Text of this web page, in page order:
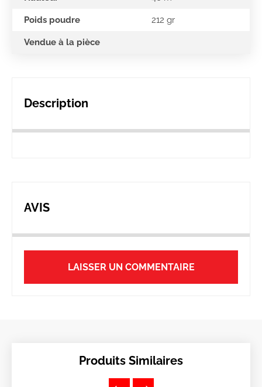
Poids poudre 212 gr
Vendue à la pièce
Description
AVIS
LAISSER UN COMMENTAIRE
Produits Similaires